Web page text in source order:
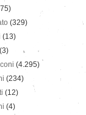
(329)
(13)
(3)
(4.295)
(234)
(12)
(4)